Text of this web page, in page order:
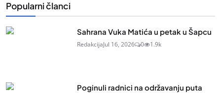
Popularni članci
Sahrana Vuka Matića u petak u Šapcu
RedakcijaJul 16, 2026 0 1.9k
Poginuli radnici na održavanju puta